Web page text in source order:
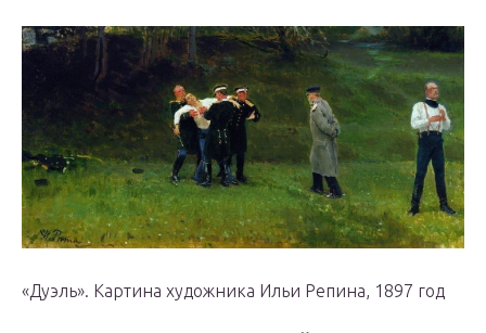
«Дуэль». Картина художника Ильи Репина, 1897 год